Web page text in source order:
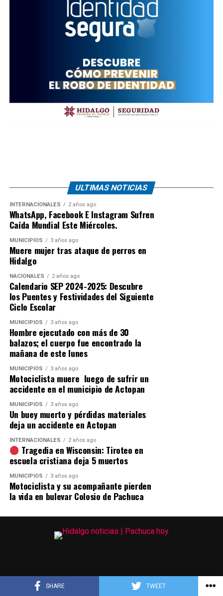
SHARE TWEET
ULTIMAS NOTICIAS
INTERNACIONALES 2 años ago
WhatsApp, Facebook E Instagram Sufren
Caída Mundial Este Miércoles.
MUNICIPIOS 3 años ago
Muere mujer tras ataque de perros en
Hidalgo
NACIONALES 2 años ago
Calendario SEP 2024-2025: Descubre
los Puentes y Festividades del Siguiente
Ciclo Escolar
MUNICIPIOS 3 años ago
Hombre ejecutado con más de 30
balazos; el cuerpo fue encontrado la
mañana de este lunes
MUNICIPIOS 3 años ago
Motociclista muere luego de sufrir un
accidente en el municipio de Actopan
MUNICIPIOS 3 años ago
Un buey muerto y pérdidas materiales
deja un accidente en Actopan
INTERNACIONALES 2 años ago
Tragedia en Wisconsin: Tiroteo en
escuela cristiana deja 5 muertos
MUNICIPIOS 3 años ago
Motociclista y su acompañante pierden
la vida en bulevar Colosio de Pachuca